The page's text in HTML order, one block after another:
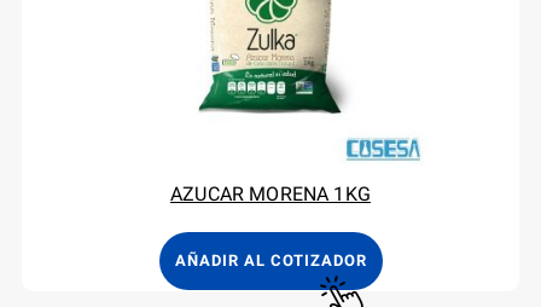
AZUCAR MORENA 1KG
AÑADIR AL COTIZADOR